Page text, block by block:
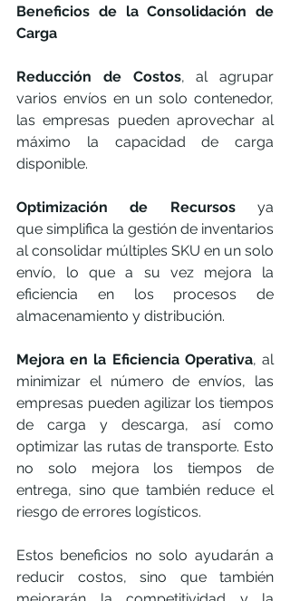
Beneficios de la Consolidación de
Carga
Reducción de Costos, al agrupar
varios envíos en un solo contenedor,
las empresas pueden aprovechar al
máximo la capacidad de carga
disponible.
Optimización de Recursos ya
que simplifica la gestión de inventarios
al consolidar múltiples SKU en un solo
envío, lo que a su vez mejora la
eficiencia en los procesos de
almacenamiento y distribución.
Mejora en la Eficiencia Operativa, al
minimizar el número de envíos, las
empresas pueden agilizar los tiempos
de carga y descarga, así como
optimizar las rutas de transporte. Esto
no solo mejora los tiempos de
entrega, sino que también reduce el
riesgo de errores logísticos.
Estos beneficios no solo ayudarán a
reducir costos, sino que también